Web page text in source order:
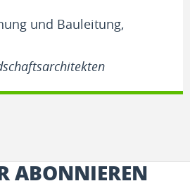
und Bauleitung,
ABONNIEREN